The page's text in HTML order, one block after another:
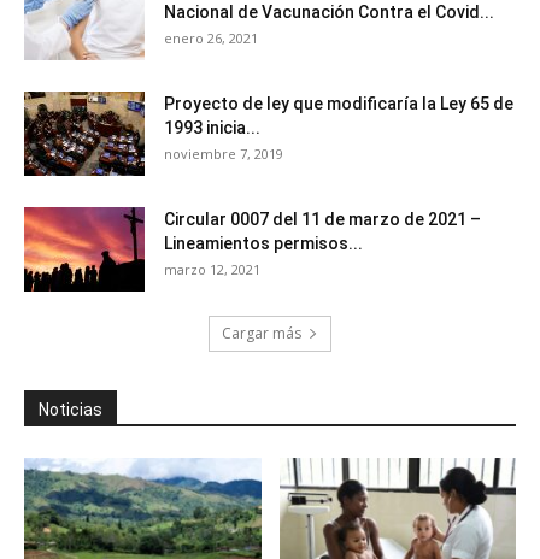
Nacional de Vacunación Contra el Covid...
enero 26, 2021
Proyecto de ley que modificaría la Ley 65 de
1993 inicia...
noviembre 7, 2019
Circular 0007 del 11 de marzo de 2021 –
Lineamientos permisos...
marzo 12, 2021
Cargar más
Noticias